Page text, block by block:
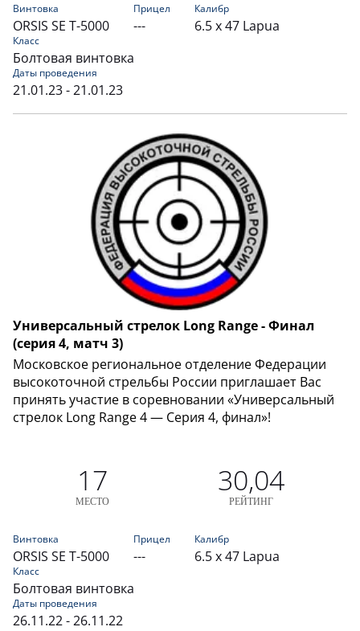
Винтовка
ORSIS SE T-5000
Прицел
---
Калибр
6.5 x 47 Lapua
Класс
Болтовая винтовка
Даты проведения
21.01.23 - 21.01.23
Универсальный стрелок Long Range - Финал
(серия 4, матч 3)
Московское региональное отделение Федерации
высокоточной стрельбы России приглашает Вас
принять участие в соревновании «Универсальный
стрелок Long Range 4 — Серия 4, финал»!
17
МЕСТО
30,04
РЕЙТИНГ
Винтовка
ORSIS SE T-5000
Прицел
---
Калибр
6.5 x 47 Lapua
Класс
Болтовая винтовка
Даты проведения
26.11.22 - 26.11.22